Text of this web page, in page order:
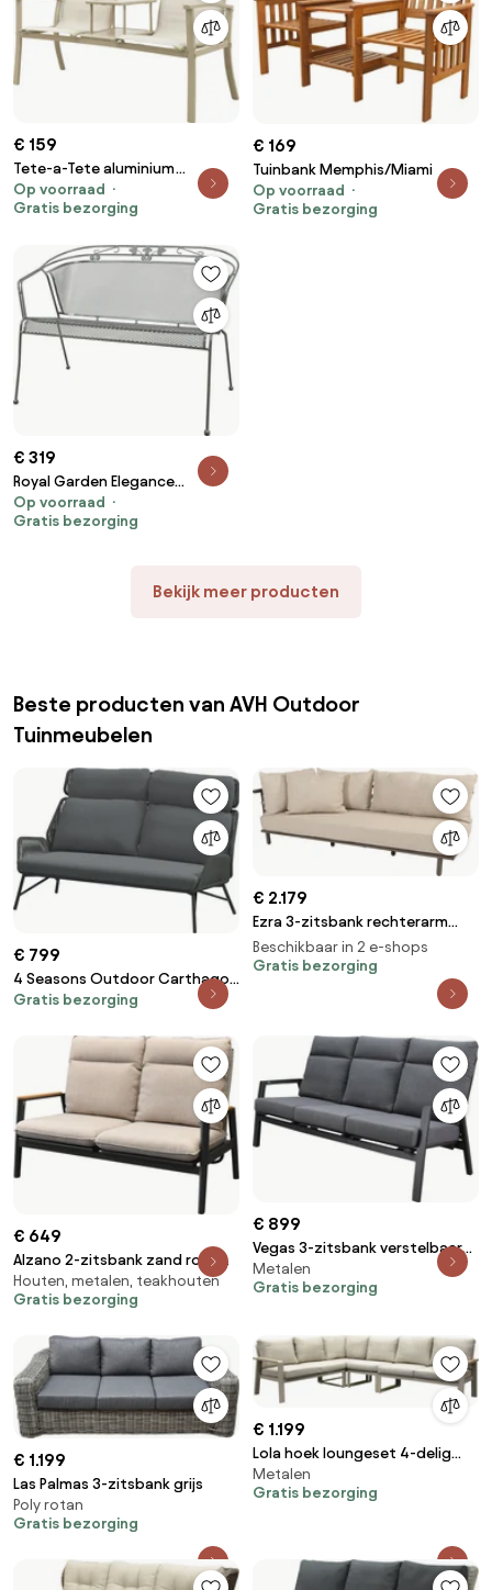
€ 159
Tete-a-Tete aluminium
tuinbank Felix - Latte/Beige
Op voorraad
Gratis bezorging
€ 169
Tuinbank Memphis/Miami
Op voorraad
Gratis bezorging
€ 319
Royal Garden Elegance
strekmetaal 2-zits tuinbank -
Antraciet
Op voorraad
Gratis bezorging
Bekijk meer producten
Beste producten van AVH Outdoor
Tuinmeubelen
€ 799
4 Seasons Outdoor Carthago
lounge bank
Gratis bezorging
€ 2.179
Ezra 3-zitsbank rechterarm
terre 4 Seasons Outdoor
Beschikbaar in 2 e-shops
Gratis bezorging
€ 649
Alzano 2-zitsbank zand rope
aluminium antraciet
Houten, metalen, teakhouten
Gratis bezorging
€ 899
Vegas 3-zitsbank verstelbaar
aluminium antraciet
Metalen
Gratis bezorging
€ 1.199
Las Palmas 3-zitsbank grijs
Poly rotan
Gratis bezorging
€ 1.199
Lola hoek loungeset 4-delig
aluminium latte zand
Metalen
Gratis bezorging